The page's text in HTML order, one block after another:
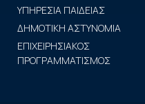
ΥΠΗΡΕΣΙΑ ΠΑΙΔΕΙΑΣ
ΔΗΜΟΤΙΚΗ ΑΣΤΥΝΟΜΙΑ
ΕΠΙΧΕΙΡΗΣΙΑΚΟΣ
ΠΡΟΓΡΑΜΜΑΤΙΣΜΟΣ